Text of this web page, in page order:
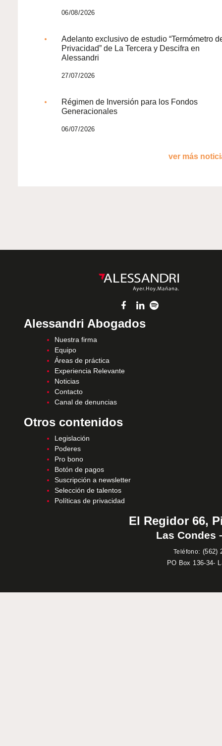
06/08/2026
Adelanto exclusivo de estudio “Termómetro
Privacidad” de La Tercera y Descifra en
Alessandri
27/07/2026
Régimen de Inversión para los Fondos
Generacionales
06/07/2026
ver más
Alessandri Abogados
Nuestra firma
Equipo
Áreas de práctica
Experiencia Relevante
Noticias
Contacto
Canal de denuncias
Otros contenidos
Legislación
Poderes
Pro bono
Botón de pagos
Suscripción a newsletter
Selección de talentos
Políticas de privacidad
El Regidor 66,
Las Condes
Teléfono: (562)
PO Box 136-34-